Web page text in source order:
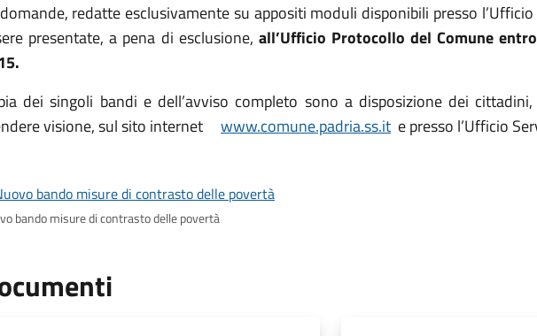
redatte esclusivamente su appositi moduli disponibili presso
presentate, a pena di esclusione, all’Ufficio Protocollo del Comune
dei singoli bandi e dell’avviso completo sono a disposizione dei
visione, sul sito internet www.comune.padria.ss.it e presso l’Ufficio
bando misure di contrasto delle povertà